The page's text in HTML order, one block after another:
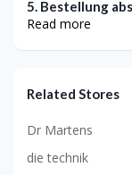
5. Bestellung
Read more
Related Stores
Dr Martens
die technik